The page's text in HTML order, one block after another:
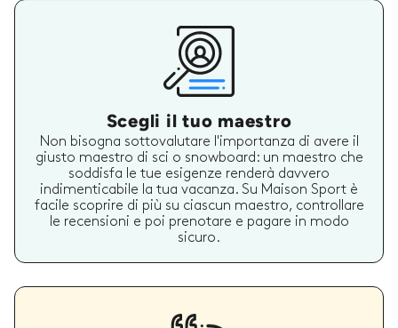
Scegli il tuo maestro
Non bisogna sottovalutare l'importanza di avere il
giusto maestro di sci o snowboard: un maestro che
soddisfa le tue esigenze renderà davvero
indimenticabile la tua vacanza. Su Maison Sport è
facile scoprire di più su ciascun maestro, controllare
le recensioni e poi prenotare e pagare in modo
sicuro.